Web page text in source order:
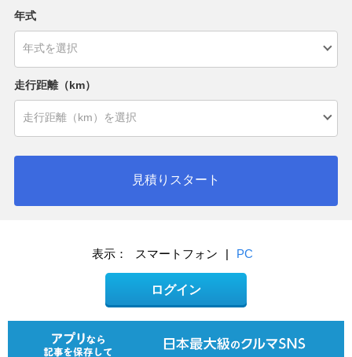
年式
走行距離（km）
見積りスタート
表示： スマートフォン | PC
ログイン